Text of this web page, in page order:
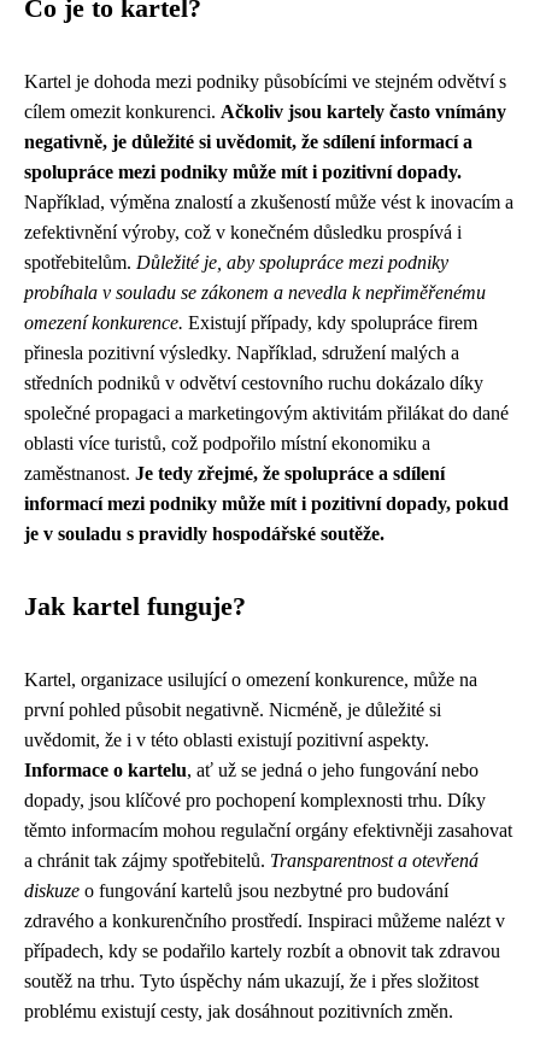
Co je to kartel?
Kartel je dohoda mezi podniky působícími ve stejném odvětví s
cílem omezit konkurenci. Ačkoliv jsou kartely často vnímány
negativně, je důležité si uvědomit, že sdílení informací a
spolupráce mezi podniky může mít i pozitivní dopady.
Například, výměna znalostí a zkušeností může vést k inovacím a
zefektivnění výroby, což v konečném důsledku prospívá i
spotřebitelům. Důležité je, aby spolupráce mezi podniky
probíhala v souladu se zákonem a nevedla k nepřiměřenému
omezení konkurence. Existují případy, kdy spolupráce firem
přinesla pozitivní výsledky. Například, sdružení malých a
středních podniků v odvětví cestovního ruchu dokázalo díky
společné propagaci a marketingovým aktivitám přilákat do dané
oblasti více turistů, což podpořilo místní ekonomiku a
zaměstnanost. Je tedy zřejmé, že spolupráce a sdílení
informací mezi podniky může mít i pozitivní dopady, pokud
je v souladu s pravidly hospodářské soutěže.
Jak kartel funguje?
Kartel, organizace usilující o omezení konkurence, může na
první pohled působit negativně. Nicméně, je důležité si
uvědomit, že i v této oblasti existují pozitivní aspekty.
Informace o kartelu, ať už se jedná o jeho fungování nebo
dopady, jsou klíčové pro pochopení komplexnosti trhu. Díky
těmto informacím mohou regulační orgány efektivněji zasahovat
a chránit tak zájmy spotřebitelů. Transparentnost a otevřená
diskuze o fungování kartelů jsou nezbytné pro budování
zdravého a konkurenčního prostředí. Inspiraci můžeme nalézt v
případech, kdy se podařilo kartely rozbít a obnovit tak zdravou
soutěž na trhu. Tyto úspěchy nám ukazují, že i přes složitost
problému existují cesty, jak dosáhnout pozitivních změn.